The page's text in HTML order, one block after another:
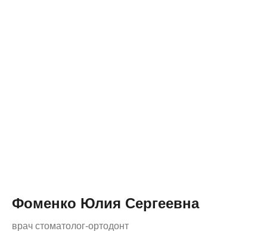
Фоменко Юлия Сергеевна
врач стоматолог-ортодонт